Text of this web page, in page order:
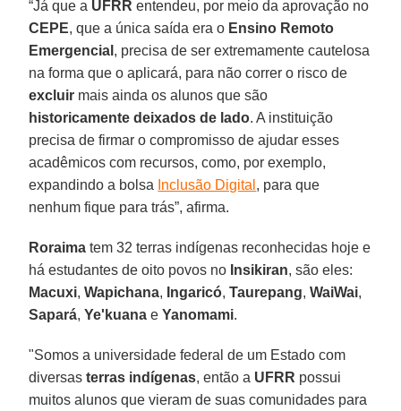
“Já que a UFRR entendeu, por meio da aprovação no
CEPE, que a única saída era o Ensino Remoto
Emergencial , precisa de ser extremamente cautelosa
na forma que o aplicará, para não correr o risco de
excluir mais ainda os alunos que são
historicamente deixados de lado. A instituição
precisa de firmar o compromisso de ajudar esses
acadêmicos com recursos, como, por exemplo,
expandindo a bolsa Inclusão Digital , para que
nenhum fique para trás”, afirma.
Roraima tem 32 terras indígenas reconhecidas hoje e
há estudantes de oito povos no Insikiran, são eles:
Macuxi,Wapichana, Ingaricó,Taurepang,WaiWai,
Sapará,Ye'kuana eYanomami.
"Somos a universidade federal de um Estado com
diversasterras indígenas, então a UFRR possui
muitos alunos que vieram de suas comunidades para